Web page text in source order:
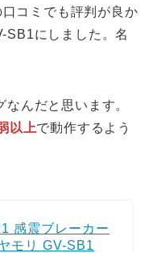
コミでも評判が良か
SB1にしました。名
んだと思います。
以上で動作するよう
感震ブレーカー
モリ GV-SB1